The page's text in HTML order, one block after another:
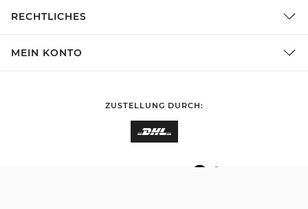
RECHTLICHES
MEIN KONTO
ZUSTELLUNG DURCH: